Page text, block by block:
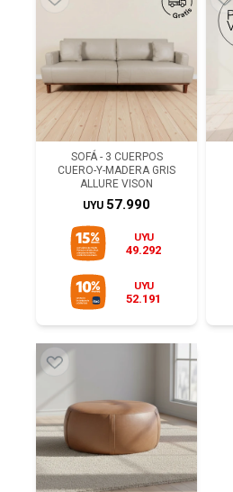
SOFÁ - 3 CUERPOS
CUERO-Y-MADERA GRIS
ALLURE VISON
UYU 57.990
UYU
49.292
UYU
52.191